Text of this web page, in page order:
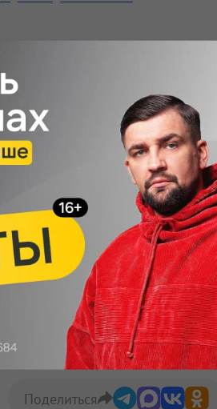
в «Макс»
Макс Телеграм
Поделиться